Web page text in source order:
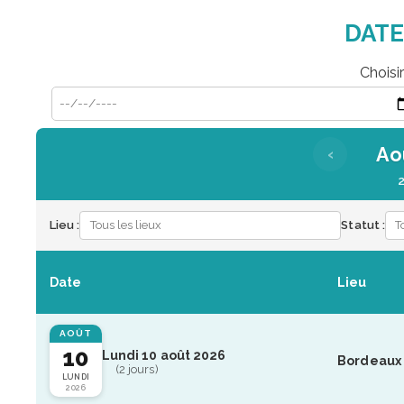
‹
Lieu : Statut :
Date Lieu
AOÛT
10
LUNDI
2026
Lundi 10 août 2026
(2 jours)
Bordeaux